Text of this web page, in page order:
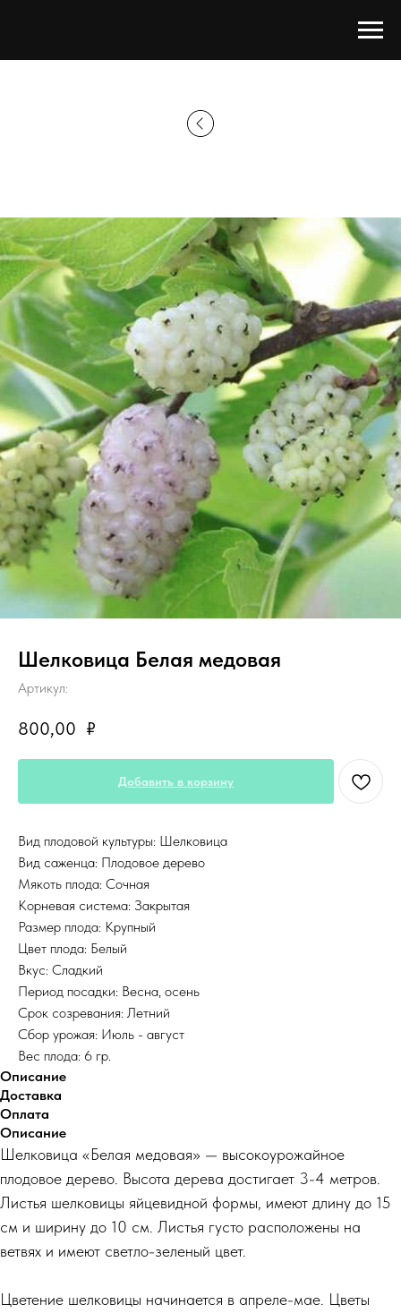
Шелковица Белая медовая
Артикул:
800,00 ₽
Добавить в корзину
Вид плодовой культуры: Шелковица
Вид саженца: Плодовое дерево
Мякоть плода: Сочная
Корневая система: Закрытая
Размер плода: Крупный
Цвет плода: Белый
Вкус: Сладкий
Период посадки: Весна, осень
Срок созревания: Летний
Сбор урожая: Июль - август
Вес плода: 6 гр.
Описание
Доставка
Оплата
Описание
Шелковица «Белая медовая» — высокоурожайное
плодовое дерево. Высота дерева достигает 3-4 метров.
Листья шелковицы яйцевидной формы, имеют длину до 15
см и ширину до 10 см. Листья густо расположены на
ветвях и имеют светло-зеленый цвет.
Цветение шелковицы начинается в апреле-мае. Цветы